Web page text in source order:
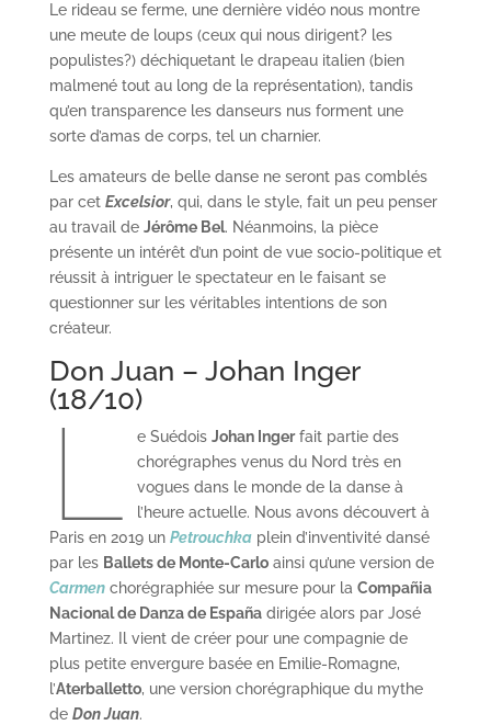
Le rideau se ferme, une dernière vidéo nous montre
une meute de loups (ceux qui nous dirigent? les
populistes?) déchiquetant le drapeau italien (bien
malmené tout au long de la représentation), tandis
qu’en transparence les danseurs nus forment une
sorte d’amas de corps, tel un charnier.
Les amateurs de belle danse ne seront pas comblés
par cet Excelsior, qui, dans le style, fait un peu penser
au travail de Jérôme Bel. Néanmoins, la pièce
présente un intérêt d’un point de vue socio-politique et
réussit à intriguer le spectateur en le faisant se
questionner sur les véritables intentions de son
créateur.
Don Juan – Johan Inger
(18/10)
L e Suédois Johan Ingerfait partie des
chorégraphes venus du Nord très en
vogues dans le monde de la danse à
l’heure actuelle. Nous avons découvert à
Paris en 2019 un Petrouchkaplein d’inventivité dansé
par les Ballets de Monte-Carloainsi qu’une version de
Carmenchorégraphiée sur mesure pour la Compañia
Nacional de Danza de Españadirigée alors par José
Martinez. Il vient de créer pour une compagnie de
plus petite envergure basée en Emilie-Romagne,
l’Aterballetto, une version chorégraphique du mythe
de Don Juan.